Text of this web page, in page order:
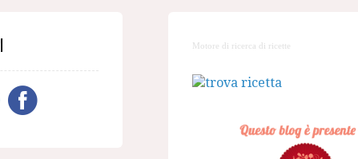
Motore di ricerca di ricette